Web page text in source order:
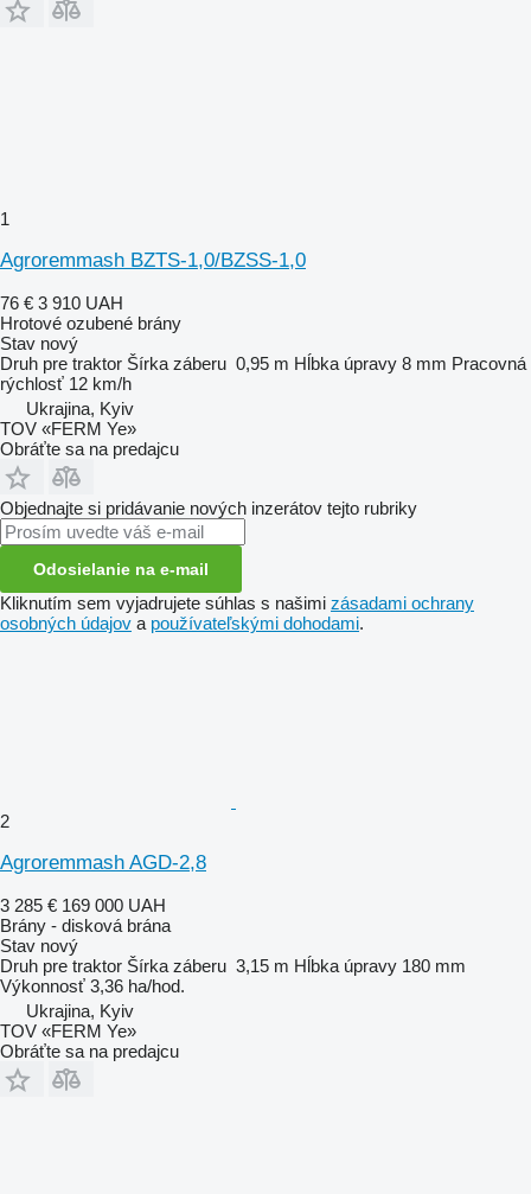
1
Agroremmash BZTS-1,0/BZSS-1,0
76 € 3 910 UAH
Hrotové ozubené brány
Stav nový
Druh pre traktor Šírka záberu 0,95 m Hĺbka úpravy 8 mm Pracovná
rýchlosť 12 km/h
Ukrajina, Kyiv
TOV «FERM Ye»
Obráťte sa na predajcu
Objednajte si pridávanie nových inzerátov tejto rubriky
Odosielanie na e-mail
Kliknutím sem vyjadrujete súhlas s našimi zásadami ochrany
osobných údajov a používateľskými dohodami.
2
Agroremmash AGD-2,8
3 285 € 169 000 UAH
Brány - disková brána
Stav nový
Druh pre traktor Šírka záberu 3,15 m Hĺbka úpravy 180 mm
Výkonnosť 3,36 ha/hod.
Ukrajina, Kyiv
TOV «FERM Ye»
Obráťte sa na predajcu